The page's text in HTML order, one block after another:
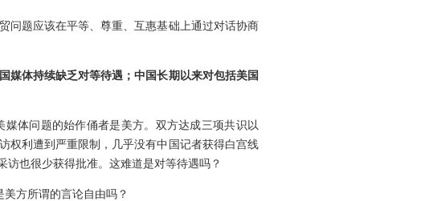
问题应该在平等、尊重、互惠基础上通过对话协商
媒体持续缺乏对等待遇；中国长期以来对包括美国
体问题的始作俑者是美方。双方达成三项共识以
权利遭到严重限制，几乎没有中国记者获得白宫线
也很少获得批准。这难道是对等待遇吗？
方所谓的言论自由吗？